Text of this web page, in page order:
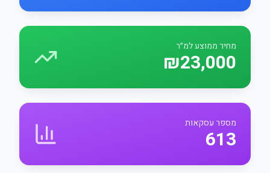
מחיר ממוצע למ״ר
₪23,000
מספר עסקאות
613